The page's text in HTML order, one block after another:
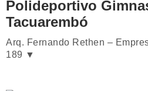
Polideportivo
Tacuarembó
Arq. Fernando Rethen –
189 ▼